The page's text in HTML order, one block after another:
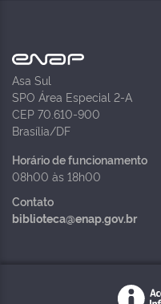
Asa Sul
SPO Área Especial 2-A
CEP 70.610-900
Brasília/DF
Horário de funcionamento
08h00 às 18h00
Contato
biblioteca@enap.gov.br